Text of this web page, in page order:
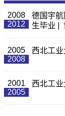
2008
2012
德国宇
生毕业 |
2005
2008
西北工
2001
2005
西北工